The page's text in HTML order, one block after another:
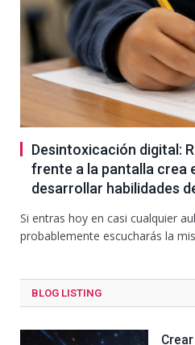
Desintoxicación digital:
frente a la pantalla crea
desarrollar habilidades
Si entras hoy en casi cualquier
probablemente escucharás la
BLOG LISTING